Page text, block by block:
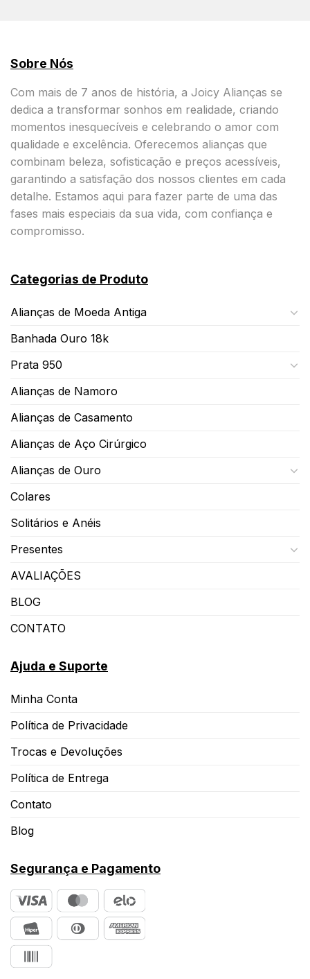
Sobre Nós
Com mais de 7 anos de história, a Joicy Alianças se
dedica a transformar sonhos em realidade, criando
momentos inesquecíveis e celebrando o amor com
qualidade e excelência. Oferecemos alianças que
combinam beleza, sofisticação e preços acessíveis,
garantindo a satisfação dos nossos clientes em cada
detalhe. Estamos aqui para fazer parte de uma das
fases mais especiais da sua vida, com confiança e
compromisso.
Categorias de Produto
Alianças de Moeda Antiga
Banhada Ouro 18k
Prata 950
Alianças de Namoro
Alianças de Casamento
Alianças de Aço Cirúrgico
Alianças de Ouro
Colares
Solitários e Anéis
Presentes
AVALIAÇÕES
BLOG
CONTATO
Ajuda e Suporte
Minha Conta
Política de Privacidade
Trocas e Devoluções
Política de Entrega
Contato
Blog
Segurança e Pagamento